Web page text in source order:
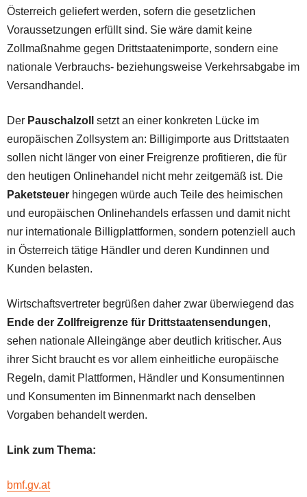
Österreich geliefert werden, sofern die gesetzlichen
Voraussetzungen erfüllt sind. Sie wäre damit keine
Zollmaßnahme gegen Drittstaatenimporte, sondern eine
nationale Verbrauchs- beziehungsweise Verkehrsabgabe im
Versandhandel.
Der Pauschalzoll
setzt an einer konkreten Lücke im
europäischen Zollsystem an: Billigimporte aus Drittstaaten
sollen nicht länger von einer Freigrenze profitieren, die für
den heutigen Onlinehandel nicht mehr zeitgemäß ist. Die
Paketsteuer hingegen würde auch Teile des heimischen
und europäischen Onlinehandels erfassen und damit nicht
nur internationale Billigplattformen, sondern potenziell auch
in Österreich tätige Händler und deren Kundinnen und
Kunden belasten.
Wirtschaftsvertreter begrüßen daher zwar überwiegend das
Ende der Zollfreigrenze für Drittstaatensendungen,
sehen nationale Alleingänge aber deutlich kritischer. Aus
ihrer Sicht braucht es vor allem einheitliche europäische
Regeln, damit Plattformen, Händler und Konsumentinnen
und Konsumenten im Binnenmarkt nach denselben
Vorgaben behandelt werden.
Link zum Thema:
bmf.gv.at